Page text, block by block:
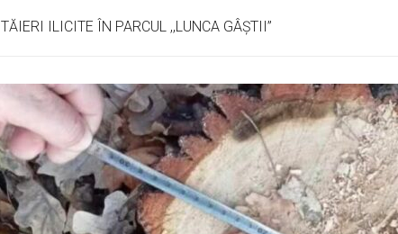
TĂIERI ILICITE ÎN PARCUL ,,LUNCA GÂȘTII”